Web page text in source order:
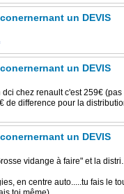
un DEVIS
un DEVIS
chez renault c'est 259€
de difference pour la
un DEVIS
vidange à faire" et la
en centre auto.....tu fais le